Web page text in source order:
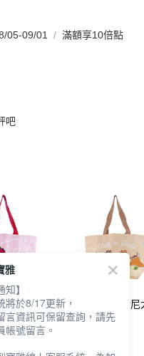
05-09/01
滿額享10倍點
吧
士尼大提
HOUSUXI迪士尼
袋-奇奇蒂蒂
雅
知】
將於8/17更新，
言資訊可保留查詢，請先
帳號留言。